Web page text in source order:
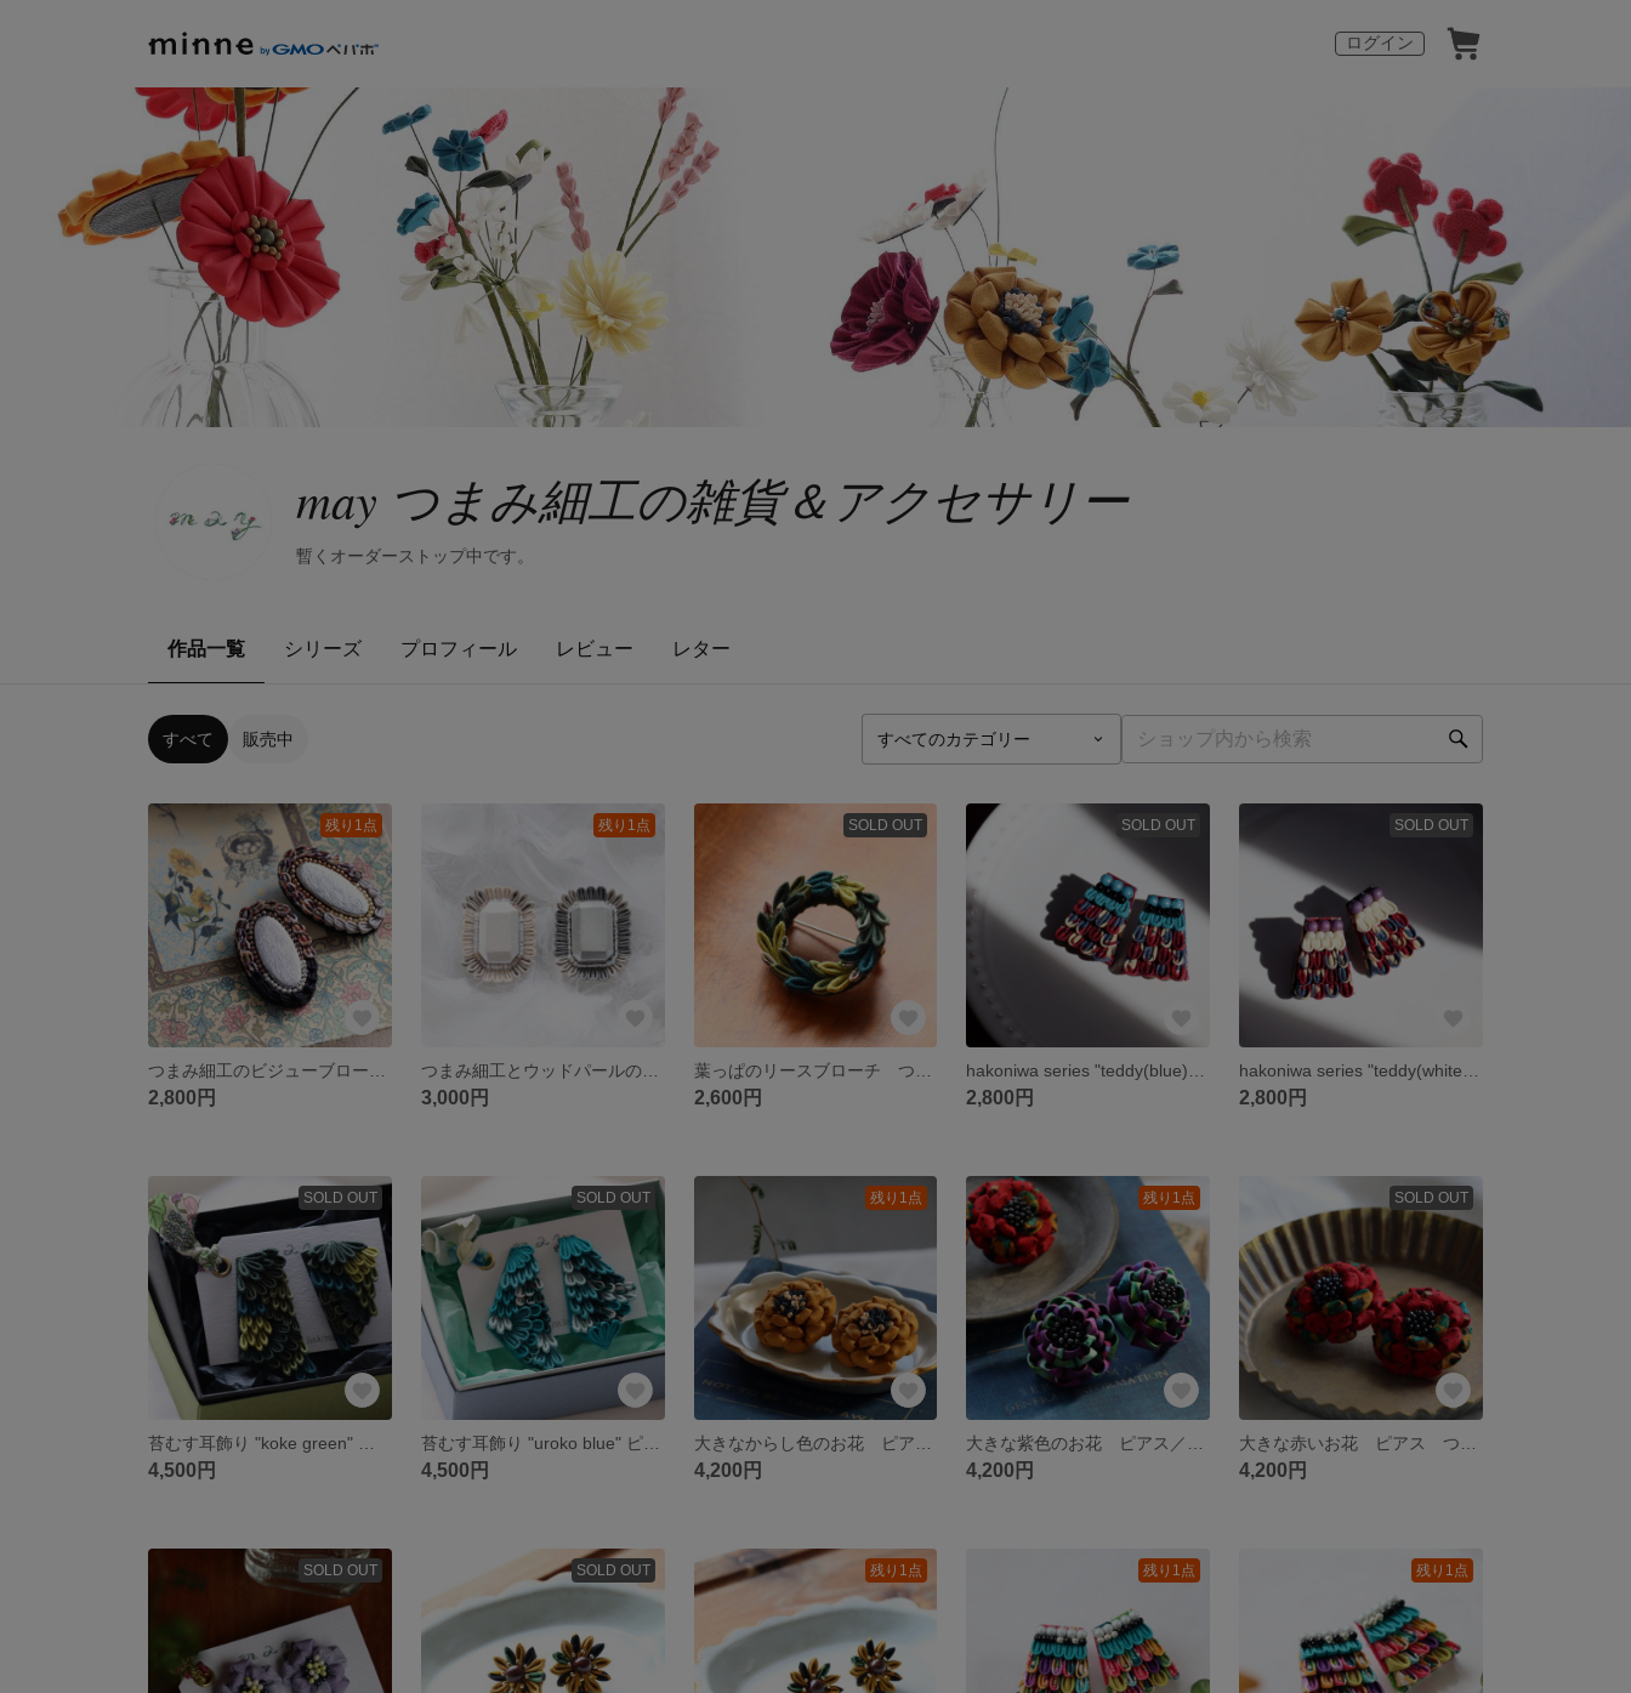
ログイン
may つまみ細工の雑貨＆アクセサリー
暫くオーダーストップ中です。
作品一覧 シリーズ プロフィール レビュー レター
すべて 販売中
残り1点
2,800円
残り1点
つまみ細工とウッドパールの宝石ブローチ
3,000円
SOLD OUT
2,600円
SOLD OUT
2,800円
SOLD OUT
2,800円
SOLD OUT
4,500円
SOLD OUT
苔むす耳飾り "uroko blue" ピアス 青 ブルーつまみ細工
4,500円
残り1点
4,200円
残り1点
4,200円
SOLD OUT
4,200円
SOLD OUT SOLD OUT 残り1点 残り1点 残り1点